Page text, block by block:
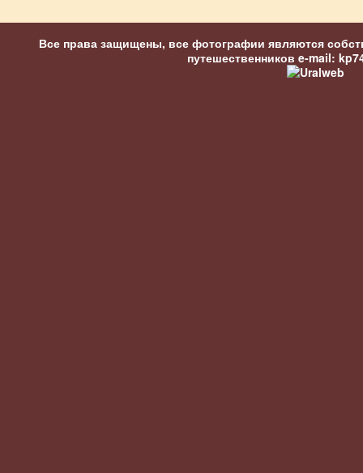
Все права защищены, все фотографии являются
путешественников e-mail: